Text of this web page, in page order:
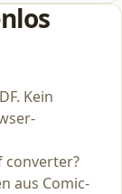
Kein
converter?
aus Comic-